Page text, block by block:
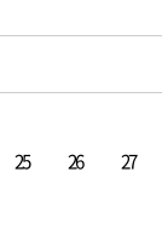
25 26 27